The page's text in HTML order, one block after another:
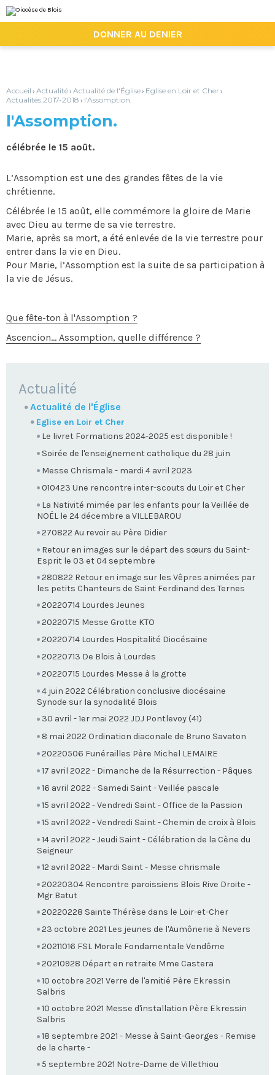
au
contenu.
la
personnels
DONNER AU DENIER
Accueil › Actualité› Actualité de l'Église› Eglise en Loir et Cher›
Actualités 2017-2018 › l'Assomption.
l'Assomption.
célébrée le 15 août.
L’Assomption est une des grandes fêtes de la vie
chrétienne.
Célébrée le 15 août, elle commémore la gloire de Marie
avec Dieu au terme de sa vie terrestre.
Marie, après sa mort, a été enlevée de la vie terrestre pour
entrer dans la vie en Dieu.
Pour Marie, l’Assomption est la suite de sa participation à
la vie de Jésus.
Que fête-ton à l'Assomption ?
Ascencion... Assomption, quelle différence ?
NAVIGATION
Actualité
Actualité de l'Église
Eglise en Loir et Cher
Le livret Formations 2024-2025 est disponible !
Soirée de l'enseignement catholique du 28 juin
Messe Chrismale - mardi 4 avril 2023
010423 Une rencontre inter-scouts du Loir et Cher
La Nativité mimée par les enfants pour la Veillée de
NOËL le 24 décembre a VILLEBAROU
270822 Au revoir au Père Didier
Retour en images sur le départ des sœurs du Saint-
Esprit le 03 et 04 septembre
280822 Retour en image sur les Vêpres animées par
les petits Chanteurs de Saint Ferdinand des Ternes
20220714 Lourdes Jeunes
20220715 Messe Grotte KTO
20220714 Lourdes Hospitalité Diocésaine
20220713 De Blois à Lourdes
20220715 Lourdes Messe à la grotte
4 juin 2022 Célébration conclusive diocésaine
Synode sur la synodalité Blois
30 avril - 1er mai 2022 JDJ Pontlevoy (41)
8 mai 2022 Ordination diaconale de Bruno Savaton
20220506 Funérailles Père Michel LEMAIRE
17 avril 2022 - Dimanche de la Résurrection - Pâques
16 avril 2022 - Samedi Saint - Veillée pascale
15 avril 2022 - Vendredi Saint - Office de la Passion
15 avril 2022 - Vendredi Saint - Chemin de croix à Blois
14 avril 2022 - Jeudi Saint - Célébration de la Cène du
Seigneur
12 avril 2022 - Mardi Saint - Messe chrismale
20220304 Rencontre paroissiens Blois Rive Droite -
Mgr Batut
20220228 Sainte Thérèse dans le Loir-et-Cher
23 octobre 2021 Les jeunes de l'Aumônerie à Nevers
20211016 FSL Morale Fondamentale Vendôme
20210928 Départ en retraite Mme Castera
10 octobre 2021 Verre de l'amitié Père Ekressin
Salbris
10 octobre 2021 Messe d'installation Père Ekressin
Salbris
18 septembre 2021 - Messe à Saint-Georges - Remise
de la charte -
5 septembre 2021 Notre-Dame de Villethiou